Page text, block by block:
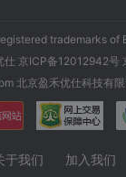
trademarks
京ICP备12012942号
北京盈禾优仕科技有
于我们 加入我们